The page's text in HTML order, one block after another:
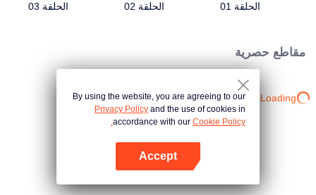
الحلقة 01
الحلقة 02
الحلقة 03
مقاطع حصرية
Loading…
By using the website, you are agreeing to our
Privacy Policy and the use of cookies in
accordance with our Cookie Policy.
Accept